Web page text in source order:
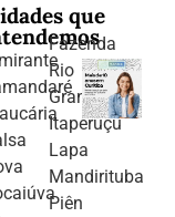
que
Fazenda
Rio
Grande
Itaperuçu
Lapa
Mandirituba
Piên